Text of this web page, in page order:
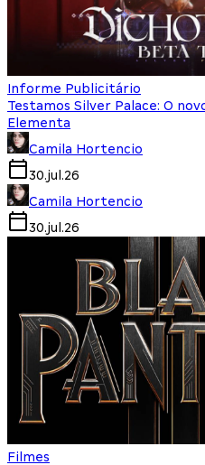
Informe Publicitário
Testamos Silver Palace: O
Elementa
Camila Hortencio
30.jul.26
Camila Hortencio
30.jul.26
Filmes